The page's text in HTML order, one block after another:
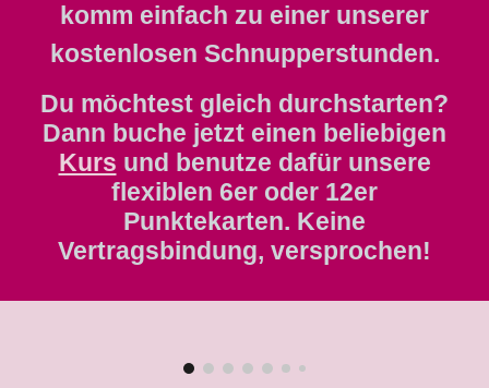
komm einfach zu einer unserer
kostenlosen Schnupperstunden.
Du möchtest gleich durchstarten?
Dann buche jetzt einen beliebigen
Kurs und benutze dafür unsere
flexiblen 6er oder 12er
Punktekarten. Keine
Vertragsbindung, versprochen!